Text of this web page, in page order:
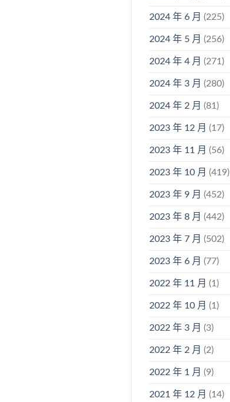
2024 年 6 月 (225)
2024 年 5 月 (256)
2024 年 4 月 (271)
2024 年 3 月 (280)
2024 年 2 月 (81)
2023 年 12 月 (17)
2023 年 11 月 (56)
2023 年 10 月 (419)
2023 年 9 月 (452)
2023 年 8 月 (442)
2023 年 7 月 (502)
2023 年 6 月 (77)
2022 年 11 月 (1)
2022 年 10 月 (1)
2022 年 3 月 (3)
2022 年 2 月 (2)
2022 年 1 月 (9)
2021 年 12 月 (14)